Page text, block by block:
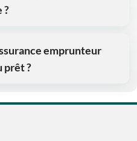
?
emprunteur
prêt ?